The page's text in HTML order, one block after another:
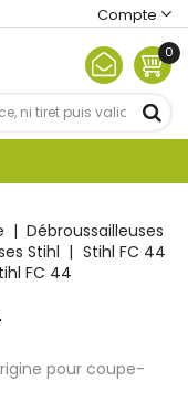
Compte
0
Débroussailleuses
Stihl
Stihl FC 44
FC 44
pour coupe-